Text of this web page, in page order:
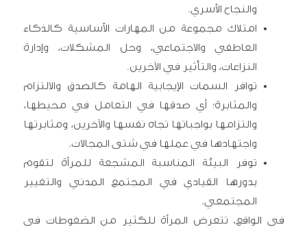
والنجاح الأسري.
امتلاك مجموعة من المهارات الأساسية كالذكاء
العاطفي والاجتماعي، وحل المشكلات، وإدارة
النزاعات، والتأثير في الآخرين.
توافر السمات الإيجابية الهامة كالصدق والالتزام
والمثابرة؛ أي صدقها في التعامل في محيطها،
والتزامها بواجباتها تجاه نفسها والآخرين، ومثابرتها
واجتهادها في عملها في شتى المجالات.
توفر البيئة المناسبة المشجعة للمرأة لتقوم
بدورها القيادي في المجتمع المدني والتغيير
المجتمعي.
في الواقع، تتعرض المرأة للكثير من الضغوطات في